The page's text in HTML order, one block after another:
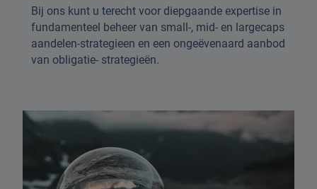
Bij ons kunt u terecht voor diepgaande expertise in
fundamenteel beheer van small-, mid- en largecaps
aandelen-strategieen en een ongeëvenaard aanbod
van obligatie- strategieën.